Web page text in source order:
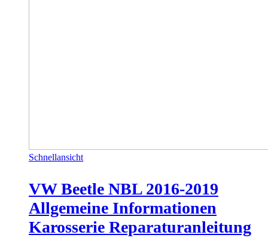
Schnellansicht
VW Beetle NBL 2016-2019
Allgemeine Informationen
Karosserie Reparaturanleitung